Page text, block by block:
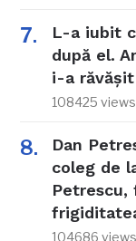
L-a iubit
după el.
i-a
108425 views
Dan
coleg de
Petrescu,
104686 views